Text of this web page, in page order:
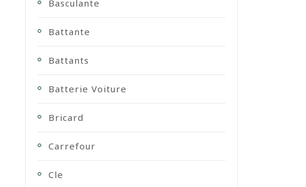
Basculante
Battante
Battants
Batterie Voiture
Bricard
Carrefour
Cle